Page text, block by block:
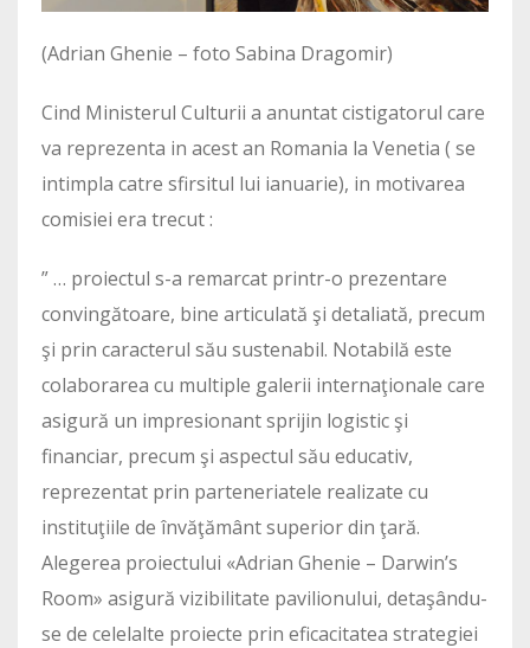
(Adrian Ghenie – foto Sabina Dragomir)
Cind Ministerul Culturii a anuntat cistigatorul care
va reprezenta in acest an Romania la Venetia ( se
intimpla catre sfirsitul lui ianuarie), in motivarea
comisiei era trecut :
” … proiectul s-a remarcat printr-o prezentare
convingătoare, bine articulată şi detaliată, precum
şi prin caracterul său sustenabil. Notabilă este
colaborarea cu multiple galerii internaţionale care
asigură un impresionant sprijin logistic şi
financiar, precum şi aspectul său educativ,
reprezentat prin parteneriatele realizate cu
instituţiile de învăţământ superior din ţară.
Alegerea proiectului «Adrian Ghenie – Darwin’s
Room» asigură vizibilitate pavilionului, detaşându-
se de celelalte proiecte prin eficacitatea strategiei